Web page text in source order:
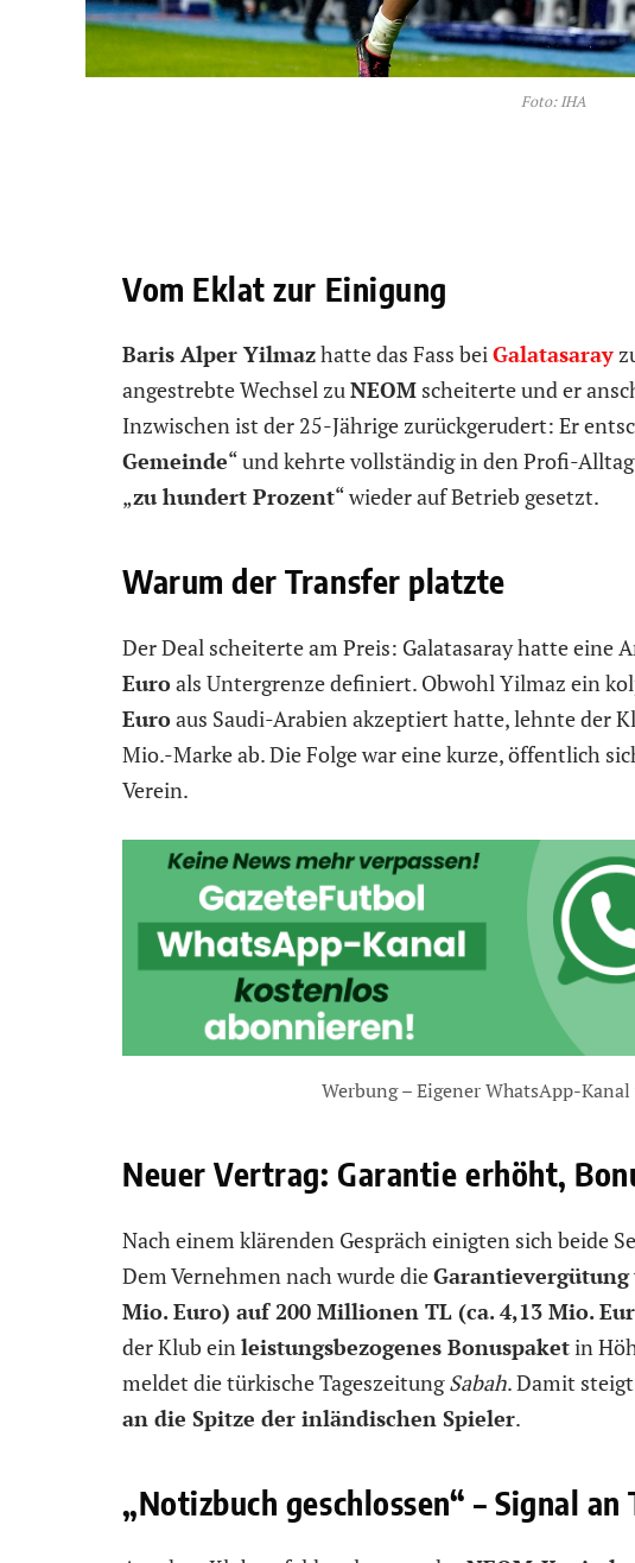
Foto: IHA
Vom Eklat zur Einigung
Baris Alper Yilmazhatte das Fass beiGalatasaray
angestrebte Wechsel zuNEOM scheiterte und er
Inzwischen ist der 25-Jährige zurückgerudert: Er
Gemeinde“ und kehrte vollständig in den Profi-
„zu hundert Prozent“ wieder auf Betrieb gesetzt.
Warum der Transfer platzte
Der Deal scheiterte am Preis: Galatasaray hatte eine
Euroals Untergrenze definiert. Obwohl Yilmaz ein
Euroaus Saudi-Arabien akzeptiert hatte, lehnte der
Mio.-Marke ab. Die Folge war eine kurze, öffentlich
Verein.
Werbung – Eigener WhatsApp-
Neuer Vertrag: Garantie erhöht,
Nach einem klärenden Gespräch einigten sich beide
Dem Vernehmen nach wurde dieGarantievergütung
Mio. Euro) auf 200 Millionen TL (ca. 4,13 Mio.
der Klub ein leistungsbezogenes Bonuspaketin
meldet die türkische TageszeitungSabah. Damit
an die Spitze der inländischen Spieler.
„Notizbuch geschlossen“ – Signal